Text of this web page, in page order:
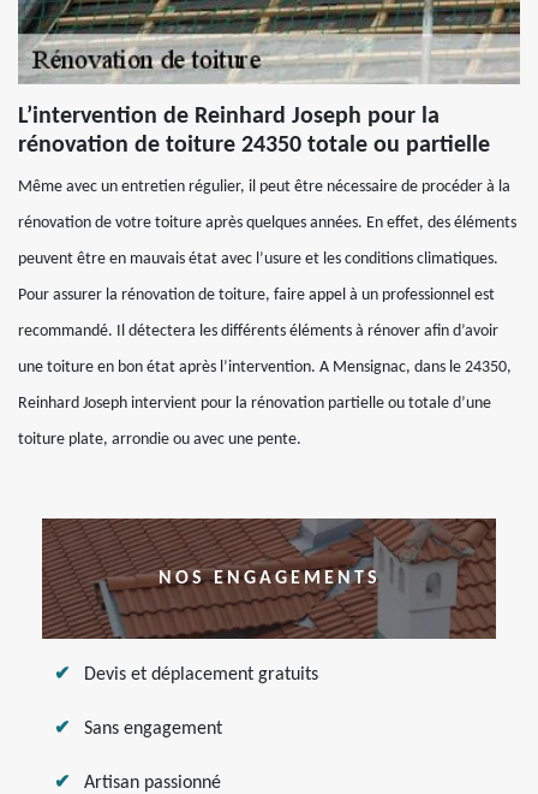
L’intervention de Reinhard Joseph pour la
rénovation de toiture 24350 totale ou partielle
Même avec un entretien régulier, il peut être nécessaire de procéder à la
rénovation de votre toiture après quelques années. En effet, des éléments
peuvent être en mauvais état avec l’usure et les conditions climatiques.
Pour assurer la rénovation de toiture, faire appel à un professionnel est
recommandé. Il détectera les différents éléments à rénover afin d’avoir
une toiture en bon état après l’intervention. A Mensignac, dans le 24350,
Reinhard Joseph intervient pour la rénovation partielle ou totale d’une
toiture plate, arrondie ou avec une pente.
NOS ENGAGEMENTS
Devis et déplacement gratuits
Sans engagement
Artisan passionné